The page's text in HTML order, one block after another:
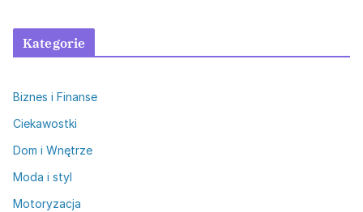
Kategorie
Biznes i Finanse
Ciekawostki
Dom i Wnętrze
Moda i styl
Motoryzacja